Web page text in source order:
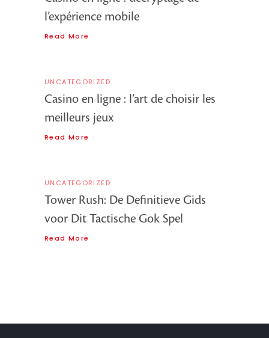
l’expérience mobile
Read More
UNCATEGORIZED
Casino en ligne : l’art de choisir les
meilleurs jeux
Read More
UNCATEGORIZED
Tower Rush: De Definitieve Gids
voor Dit Tactische Gok Spel
Read More